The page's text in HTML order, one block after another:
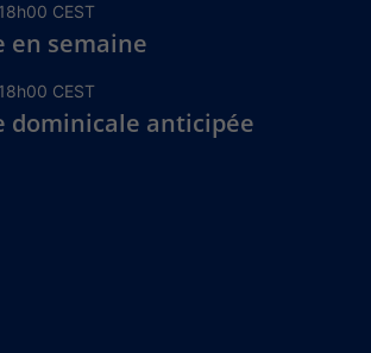
18h00 CEST
en semaine
18h00 CEST
dominicale anticipée